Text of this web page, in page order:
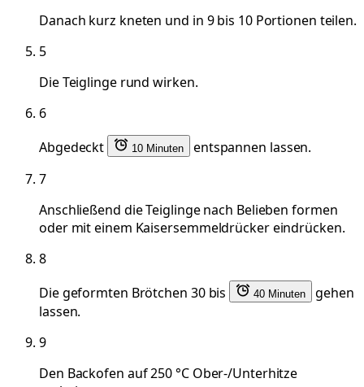
Danach kurz kneten und in 9 bis 10 Portionen teilen.
5
Die Teiglinge rund wirken.
6
Abgedeckt
10 Minuten
entspannen lassen.
7
Anschließend die Teiglinge nach Belieben formen
oder mit einem Kaisersemmeldrücker eindrücken.
8
Die geformten Brötchen 30 bis
40 Minuten
gehen
lassen.
9
Den Backofen auf 250 °C Ober-/Unterhitze